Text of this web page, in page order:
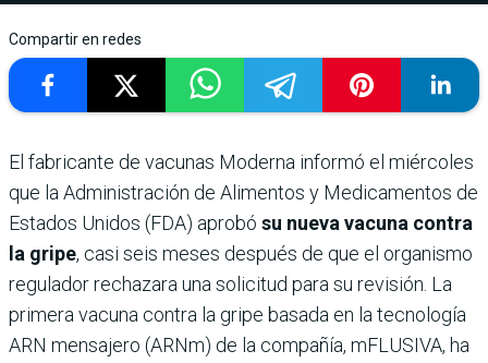
Compartir en redes
El fabricante de vacunas Moderna informó el miércoles
que la Administración de Alimentos y Medicamentos de
Estados Unidos (FDA) aprobó su nueva vacuna contra
la gripe, casi seis meses después de que el organismo
regulador rechazara una solicitud para su revisión. La
primera vacuna contra la gripe basada en la tecnología
ARN mensajero (ARNm) de la compañía, mFLUSIVA, ha